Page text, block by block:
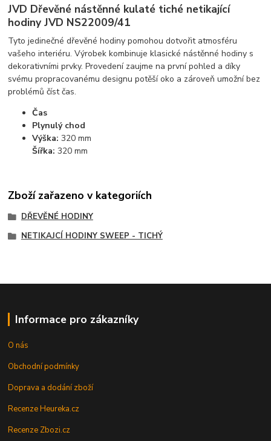
JVD Dřevěné nástěnné kulaté tiché netikající
hodiny JVD NS22009/41
Tyto jedinečné dřevěné hodiny pomohou dotvořit atmosféru
vašeho interiéru. Výrobek kombinuje klasické nástěnné hodiny s
dekorativními prvky. Provedení zaujme na první pohled a díky
svému propracovanému designu potěší oko a zároveň umožní bez
problémů číst čas.
Čas
Plynulý chod
Výška: 320 mm
Šířka: 320 mm
Zboží zařazeno v kategoriích
DŘEVĚNÉ HODINY
NETIKAJCÍ HODINY SWEEP - TICHÝ
Informace pro zákazníky
O nás
Obchodní podmínky
Doprava a dodání zboží
Recenze Heureka.cz
Recenze Zbozi.cz